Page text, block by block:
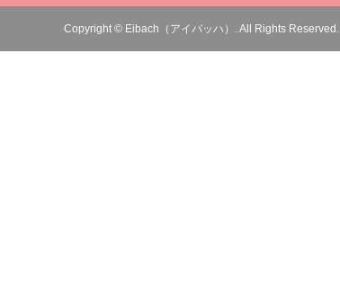
Copyright © Eibach（アイバッハ） . All Rights Reserved.